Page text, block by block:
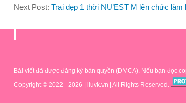
Next Post: Trai đẹp 1 thời NU’EST M lên chức
Bài viết đã được đăng ký bản quyền (DMCA). Nếu bạn đọc
Copyright © 2022 - 2026 | iluvk.vn | All Rights Reserved.